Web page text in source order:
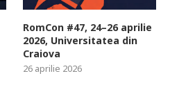
RomCon #47, 24–26 aprilie
2026, Universitatea din
Craiova
26 aprilie 2026